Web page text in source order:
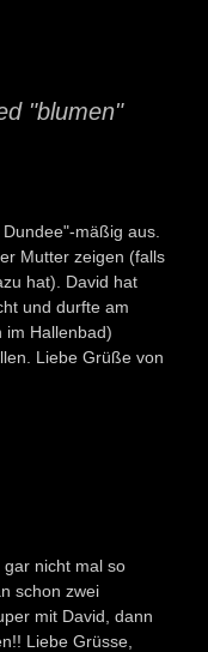
"blumen"
mäßig aus.
Mutter zeigen (falls
hat). David hat
und durfte am
im Hallenbad)
Liebe Grüße von
nicht mal so
schon zwei
mit David, dann
Liebe Grüsse,